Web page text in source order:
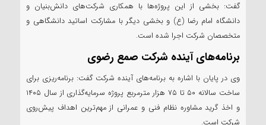
گفت: بخشی از این پروژه‌ها با همکاری شرکت‌های دانش‌بنیان و
دانشگاه امام رضا (ع) و بخشی دیگر با مشارکت اساتید دانشگاهی و
متخصصان شرکت اجرا شده است.
برنامه‌های آینده شرکت صمع رضوی
وی در پایان با اشاره به برنامه‌های آینده شرکت گفت: برنامه‌ریزی برای
ساخت سالانه ۵۰ تا ۷۵ هزار مترمربع پروژه سرمایه‌گذاری از سال ۱۴۰۵
و اخذ گرید مشاوره نظام فنی و عمرانی از مهم‌ترین اهداف پیش‌روی